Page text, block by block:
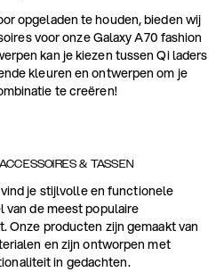
opgeladen te houden, bieden wij
voor onze Galaxy A70 fashion
kan je kiezen tussen Qi laders
kleuren en ontwerpen om je
te creëren!
& TASSEN
vind je stijlvolle en functionele
van de meest populaire
Onze producten zijn gemaakt van
en zijn ontworpen met
in gedachten.